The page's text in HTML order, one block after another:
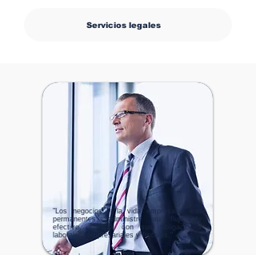
Servicios legales
"Los negocios y la vida empresarial son
permanentes; administre su flujo de
efectivo, cumpla con sus obligaciones
laborales, empresariales y fiscales."